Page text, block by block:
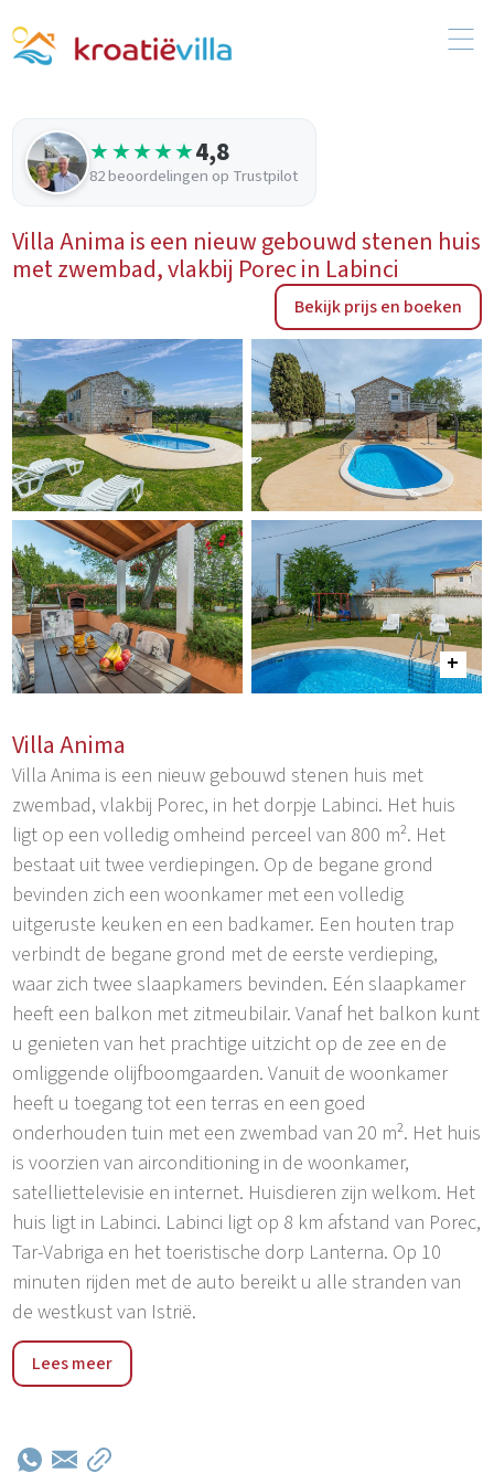
★★★★★4,8
82 beoordelingen op Trustpilot
Villa Anima is een nieuw gebouwd stenen huis
met zwembad, vlakbij Porec in Labinci
Bekijk prijs en boeken
Villa Anima
Villa Anima is een nieuw gebouwd stenen huis met
zwembad, vlakbij Porec, in het dorpje Labinci. Het huis
ligt op een volledig omheind perceel van 800 m². Het
bestaat uit twee verdiepingen. Op de begane grond
bevinden zich een woonkamer met een volledig
uitgeruste keuken en een badkamer. Een houten trap
verbindt de begane grond met de eerste verdieping,
waar zich twee slaapkamers bevinden. Eén slaapkamer
heeft een balkon met zitmeubilair. Vanaf het balkon kunt
u genieten van het prachtige uitzicht op de zee en de
omliggende olijfboomgaarden. Vanuit de woonkamer
heeft u toegang tot een terras en een goed
onderhouden tuin met een zwembad van 20 m². Het huis
is voorzien van airconditioning in de woonkamer,
satelliettelevisie en internet. Huisdieren zijn welkom. Het
huis ligt in Labinci. Labinci ligt op 8 km afstand van Porec,
Tar-Vabriga en het toeristische dorp Lanterna. Op 10
minuten rijden met de auto bereikt u alle stranden van
de westkust van Istrië.
Vakantiehuis van natuursteen met zwembad voor 4-6
personen. Het huis ligt in Labinci. Labinci ligt op 8 km
stranden aan de westkust van Istrië. Labinci ligt in het
Lees meer